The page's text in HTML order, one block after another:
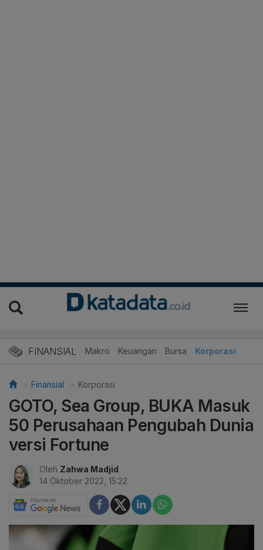
FINANSIAL Makro Keuangan Bursa Korporasi
Finansial Korporasi
GOTO, Sea Group, BUKA Masuk
50 Perusahaan Pengubah Dunia
versi Fortune
Oleh Zahwa Madjid
14 Oktober 2022, 15:22